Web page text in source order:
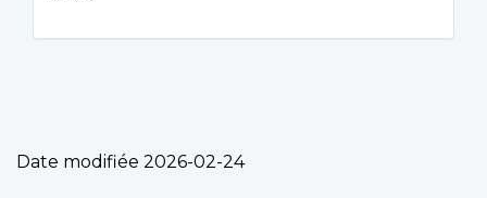
Date modifiée 2026-02-24